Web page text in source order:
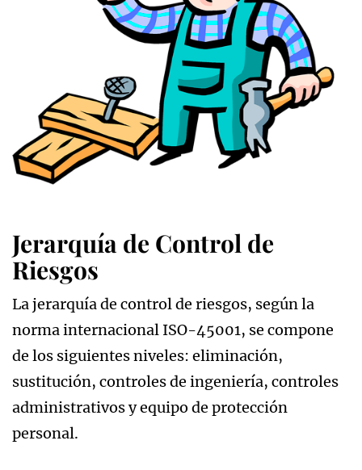
Jerarquía de Control de
Riesgos
La jerarquía de control de riesgos, según la
norma internacional ISO-45001, se compone
de los siguientes niveles: eliminación,
sustitución, controles de ingeniería, controles
administrativos y equipo de protección
personal.